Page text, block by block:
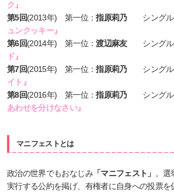
ク』
第5回(2013年) 第一位：指原莉乃シングル
ュンクッキー』
第6回(2014年) 第一位：渡辺麻友シングル
ド』
第7回(2015年) 第一位：指原莉乃シングル
イト』
第8回(2016年) 第一位：指原莉乃シングル
あわせを分けなさい』
マニフェストとは
政治の世界でもおなじみ「マニフェスト」 。選
実行する公約を掲げ、有権者に自身への投票を